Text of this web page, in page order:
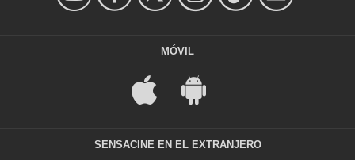
MÓVIL
SENSACINE EN EL EXTRANJERO